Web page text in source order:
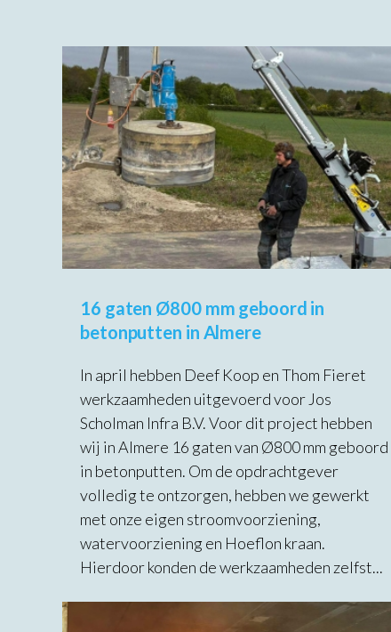
16 gaten Ø800 mm geboord in
betonputten in Almere
In april hebben Deef Koop en Thom Fieret
werkzaamheden uitgevoerd voor Jos
Scholman Infra B.V. Voor dit project hebben
wij in Almere 16 gaten van Ø800 mm geboord
in betonputten. Om de opdrachtgever
volledig te ontzorgen, hebben we gewerkt
met onze eigen stroomvoorziening,
watervoorziening en Hoeflon kraan.
Hierdoor konden de werkzaamheden zelfst...